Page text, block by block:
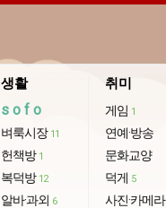
생활
sofo
벼룩시장 11
헌책방 1
복덕방 12
알바·과외 6
취미
게임 1
연예·방송
문화교양
덕게 5
사진·카메라